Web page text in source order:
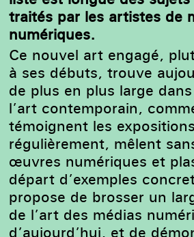
traités par les artistes de
numériques.
Ce nouvel art engagé,
à ses débuts, trouve
de plus en plus large
l’art contemporain,
témoignent les
régulièrement, mêlent
œuvres numériques et
départ d’exemples
propose de brosser un
de l’art des médias
d’aujourd’hui, et de